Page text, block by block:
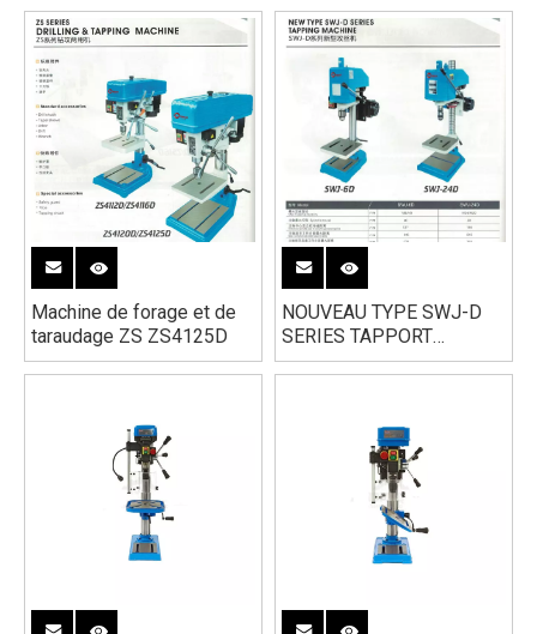
Machine de forage et de
taraudage ZS ZS4125D
NOUVEAU TYPE SWJ-D
SERIES TAPPORT
MACHINE SWJ-6D